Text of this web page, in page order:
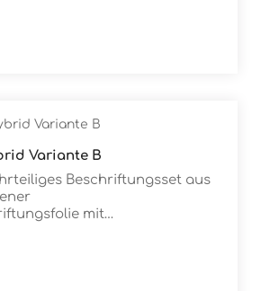
Details
Variante B
Beschriftungsset aus
mit